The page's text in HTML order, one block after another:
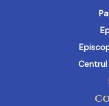
Centrul